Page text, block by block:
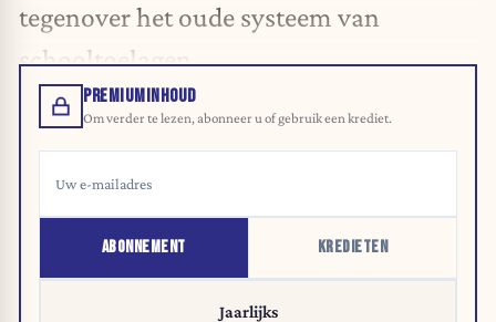
tegenover het oude systeem van
schooltoelagen.
PREMIUMINHOUD
Om verder te lezen, abonneer u of gebruik een krediet.
ABONNEMENT KREDIETEN
Jaarlijks